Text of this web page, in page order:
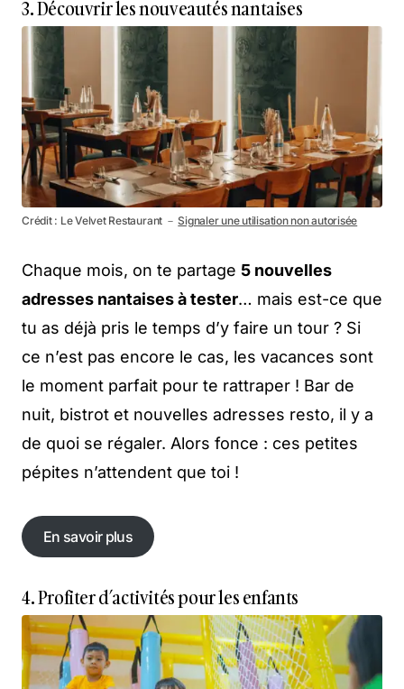
3. Découvrir les nouveautés nantaises
Crédit : Le Velvet Restaurant －Signaler une utilisation non autorisée
Chaque mois, on te partage 5 nouvelles
adresses nantaises à tester… mais est-ce que
tu as déjà pris le temps d’y faire un tour ? Si
ce n’est pas encore le cas, les vacances sont
le moment parfait pour te rattraper ! Bar de
nuit, bistrot et nouvelles adresses resto, il y a
de quoi se régaler. Alors fonce : ces petites
pépites n’attendent que toi !
En savoir plus
En savoir plus
4. Profiter d’activités pour les enfants